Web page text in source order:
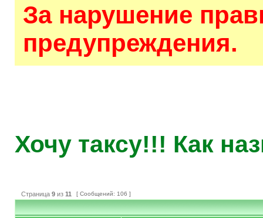
За нарушение
предупреждения.
Хочу таксу!!! Как
Страница 9 из 11 [ Сообщений: 106 ]